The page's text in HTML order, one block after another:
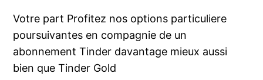
Votre part Profitez nos options particuliere
poursuivantes en compagnie de un
abonnement Tinder davantage mieux aussi
bien que Tinder Gold